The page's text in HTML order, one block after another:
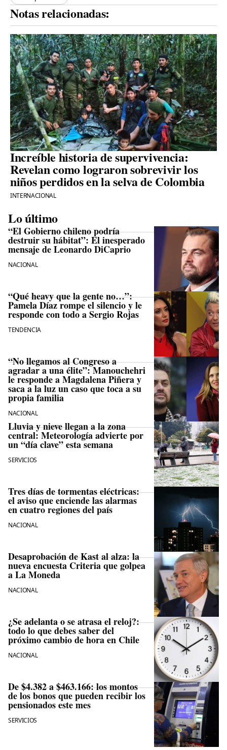
Notas relacionadas:
Increíble historia de supervivencia:
Revelan como lograron sobrevivir los
niños perdidos en la selva de Colombia
INTERNACIONAL
Lo último
“El Gobierno chileno podría
destruir su hábitat”: El inesperado
mensaje de Leonardo DiCaprio
NACIONAL
“Qué heavy que la gente no…”:
Pamela Díaz rompe el silencio y le
responde con todo a Sergio Rojas
TENDENCIA
“No llegamos al Congreso a
agradar a una élite”: Manouchehri
le responde a Magdalena Piñera y
saca a la luz un caso que toca a su
propia familia
NACIONAL
Lluvia y nieve llegan a la zona
central: Meteorología advierte por
un “día clave” esta semana
SERVICIOS
Tres días de tormentas eléctricas:
el aviso que enciende las alarmas
en cuatro regiones del país
NACIONAL
Desaprobación de Kast al alza: la
nueva encuesta Criteria que golpea
a La Moneda
NACIONAL
¿Se adelanta o se atrasa el reloj?:
todo lo que debes saber del
próximo cambio de hora en Chile
NACIONAL
De $4.382 a $463.166: los montos
de los bonos que pueden recibir los
pensionados este mes
SERVICIOS